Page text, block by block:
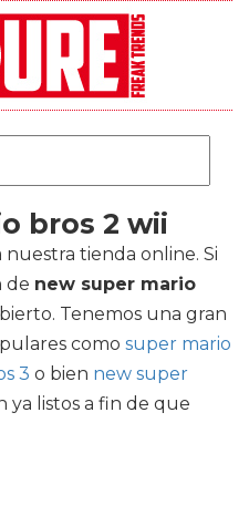
bros 2 wii
nuestra tienda online. Si
de new super mario
Tenemos una gran
como super mario
3 o bien new super
ya listos a fin de que